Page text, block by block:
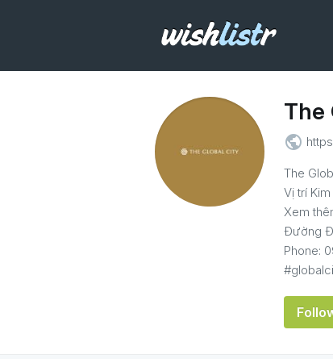
The
public
The
Vị trí
Xem
Đường
Phone: